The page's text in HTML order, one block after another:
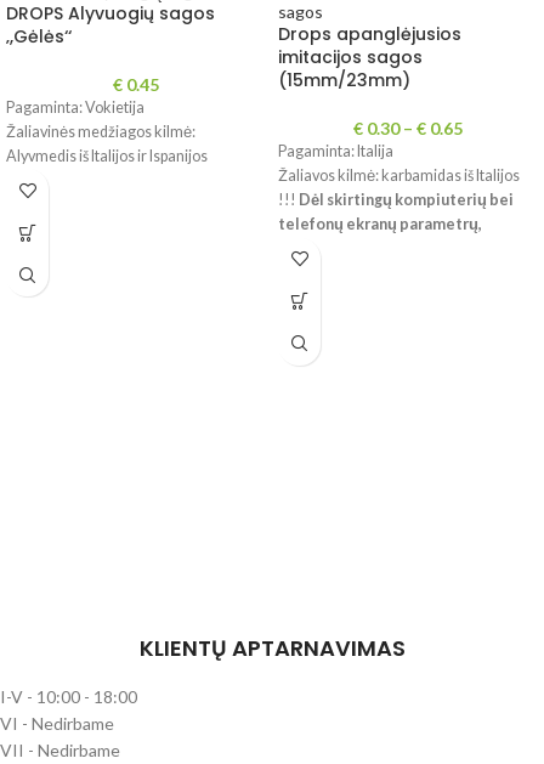
DROPS Alyvuogių sagos
‚,Gėlės‘‘
€ 0.45
Pagaminta: Vokietija
Žaliavinės medžiagos kilmė:
Alyvmedis iš Italijos ir Ispanijos
Drops apanglėjusios
imitacijos sagos
(15mm/23mm)
€ 0.30 – € 0.65
Pagaminta: Italija
Žaliavos kilmė: karbamidas iš Italijos
!!! Dėl skirtingų kompiuterių bei
telefonų ekranų parametrų,
spalvos realybėje gali šiek tiek
KLIENTŲ APTARNAVIMAS
I-V - 10:00 - 18:00
VI - Nedirbame
VII - Nedirbame